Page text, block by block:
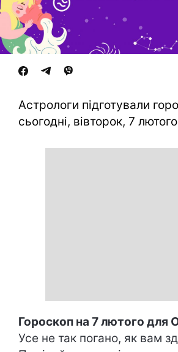
Астрологи підготували
сьогодні, вівторок, 7
Гороскоп на 7 лютого для
Усе не так погано, як вам